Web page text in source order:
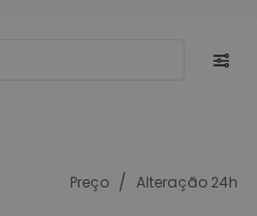
Preço / Alteração 24h